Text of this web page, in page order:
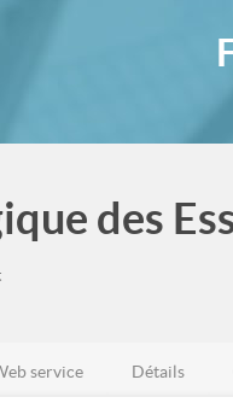
des
service Détails